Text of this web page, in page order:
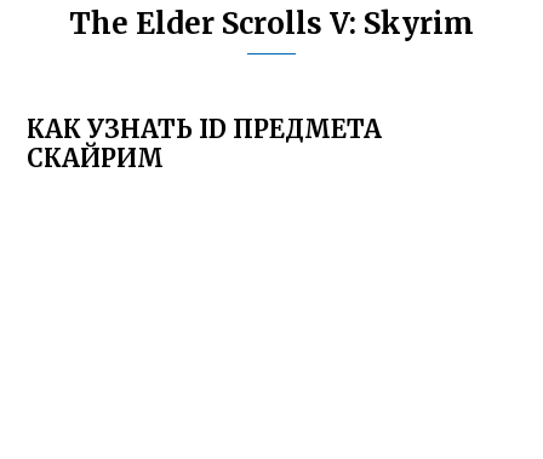
The Elder Scrolls V: Skyrim
КАК УЗНАТЬ ID ПРЕДМЕТА
СКАЙРИМ